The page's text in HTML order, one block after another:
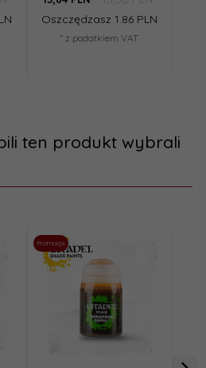
Oszczędzasz 1.86 PLN
* z podatkiem VAT
ten produkt wybrali
Promocja